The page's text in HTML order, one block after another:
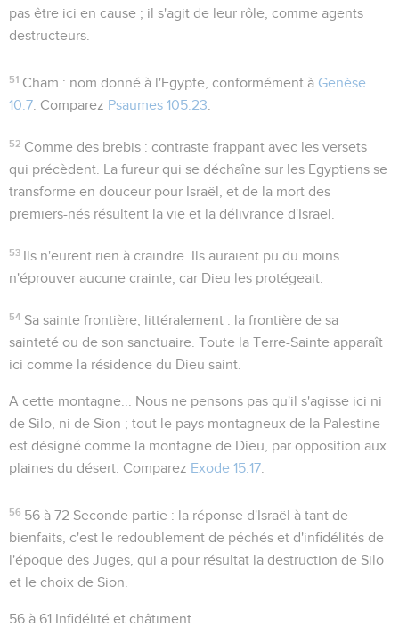
pas être ici en cause ; il s'agit de leur rôle, comme agents
destructeurs.
51 Cham : nom donné à l'Egypte, conformément à Genèse
10.7 . Comparez Psaumes 105.23
52 Comme des brebis : contraste frappant avec les versets
qui précèdent. La fureur qui se déchaîne sur les Egyptiens se
transforme en douceur pour Israël, et de la mort des
premiers-nés résultent la vie et la délivrance d'Israël.
53 Ils n'eurent rien à craindre . Ils auraient pu du moins
n'éprouver aucune crainte, car Dieu les protégeait.
54 Sa sainte frontière , littéralement : la frontière de sa
sainteté ou de son sanctuaire . Toute la Terre-Sainte apparaît
ici comme la résidence du Dieu saint.
A cette montagne...
Nous ne pensons pas qu'il s'agisse ici ni
de Silo, ni de Sion ; tout le pays montagneux de la Palestine
est désigné comme la montagne de Dieu, par opposition aux
plaines du désert. Comparez Exode 15.17
56 56 à 72 Seconde partie : la réponse d'Israël à tant de
bienfaits, c'est le redoublement de péchés et d'infidélités de
l'époque des Juges, qui a pour résultat la destruction de Silo
et le choix de Sion.
56 à 61 Infidélité et châtiment.